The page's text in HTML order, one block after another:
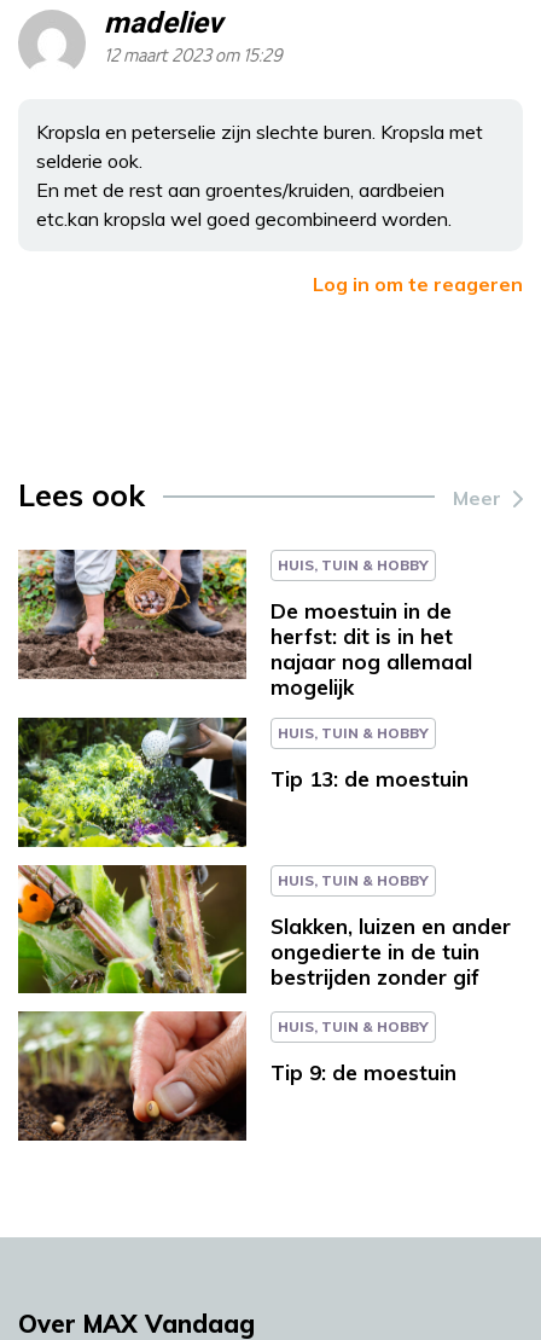
madeliev
12 maart 2023 om 15:29
Kropsla en peterselie zijn slechte buren. Kropsla met
selderie ook.
En met de rest aan groentes/kruiden, aardbeien
etc.kan kropsla wel goed gecombineerd worden.
Log in om te reageren
Lees ook Meer
HUIS, TUIN & HOBBY
De moestuin in de
herfst: dit is in het
najaar nog allemaal
mogelijk
HUIS, TUIN & HOBBY
Tip 13: de moestuin
HUIS, TUIN & HOBBY
Slakken, luizen en ander
ongedierte in de tuin
bestrijden zonder gif
HUIS, TUIN & HOBBY
Tip 9: de moestuin
Over MAX Vandaag